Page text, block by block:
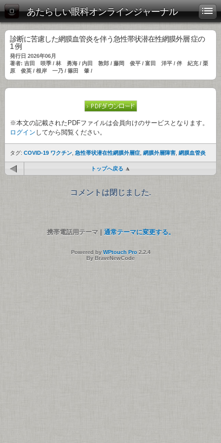
あたらしい眼科オンラインジャーナル
診断に苦慮した網膜血管炎を伴う急性帯状潜在性網膜外層 症の
1 例
発行日 2026年06月
著者: 吉田 咲季 / 林 勇海 / 内田 敦郎 / 藤岡 俊平 / 富田 洋平 / 伴 紀充 / 栗
原 俊英 / 根岸 一乃 / 篠田 肇 /
※本文の記載されたPDFファイルは会員向けのサービスとなります。
ログイン してから閲覧ください。
タグ: COVID-19 ワクチン 急性帯状潜在性網膜外層症 網膜外層障害 網膜血管炎
トップへ戻る
コメントは閉じました.
携帯電話用テーマ | 通常テーマに変更する。
Powered by WPtouch Pro2.2.4
By BraveNewCode